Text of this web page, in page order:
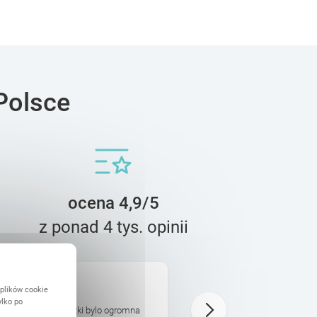
ocena 4,9/5
z ponad 4 tys. opinii
fotoksiazki bylo ogromna
Robienie fotoksiążki jest
cookie
po